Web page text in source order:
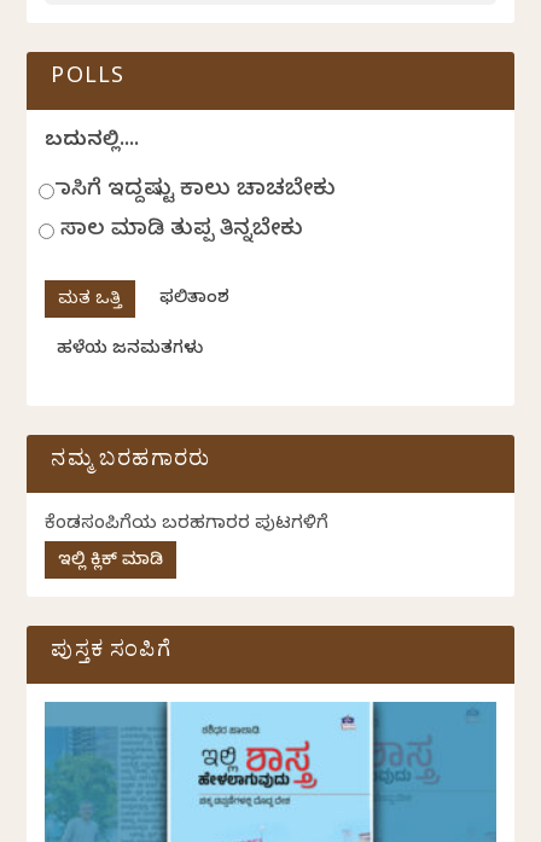
POLLS
ಬದುಕಿನಲ್ಲಿ....
ಹಾಸಿಗೆ ಇದ್ದಷ್ಟು ಕಾಲು ಚಾಚಬೇಕು
ಸಾಲ ಮಾಡಿ ತುಪ್ಪ ತಿನ್ನಬೇಕು
ಫಲಿತಾಂಶ
ಹಳೆಯ ಜನಮತಗಳು
ನಮ್ಮ ಬರಹಗಾರರು
ಕೆಂಡಸಂಪಿಗೆಯ ಬರಹಗಾರರ ಪುಟಗಳಿಗೆ
ಇಲ್ಲಿ ಕ್ಲಿಕ್ ಮಾಡಿ
ಪುಸ್ತಕ ಸಂಪಿಗೆ